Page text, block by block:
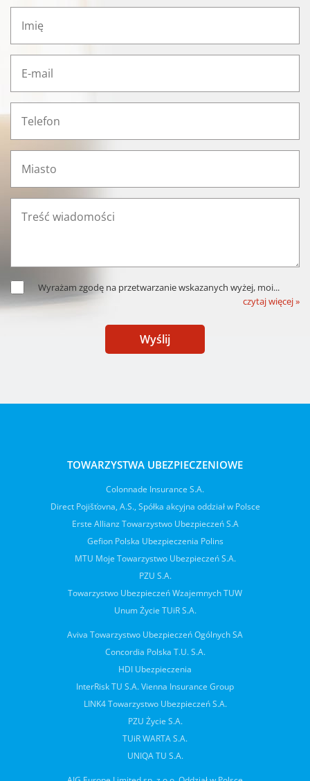
Wyrażam zgodę na przetwarzanie wskazanych wyżej, moi...
czytaj więcej »
Wyślij
TOWARZYSTWA UBEZPIECZENIOWE
Colonnade Insurance S.A.
Direct Pojišťovna, A.S., Spółka akcyjna oddział w Polsce
Erste Allianz Towarzystwo Ubezpieczeń S.A
Gefion Polska Ubezpieczenia Polins
MTU Moje Towarzystwo Ubezpieczeń S.A.
PZU S.A.
Towarzystwo Ubezpieczeń Wzajemnych TUW
Unum Życie TUiR S.A.
Aviva Towarzystwo Ubezpieczeń Ogólnych SA
Concordia Polska T.U. S.A.
HDI Ubezpieczenia
InterRisk TU S.A. Vienna Insurance Group
LINK4 Towarzystwo Ubezpieczeń S.A.
PZU Życie S.A.
TUiR WARTA S.A.
UNIQA TU S.A.